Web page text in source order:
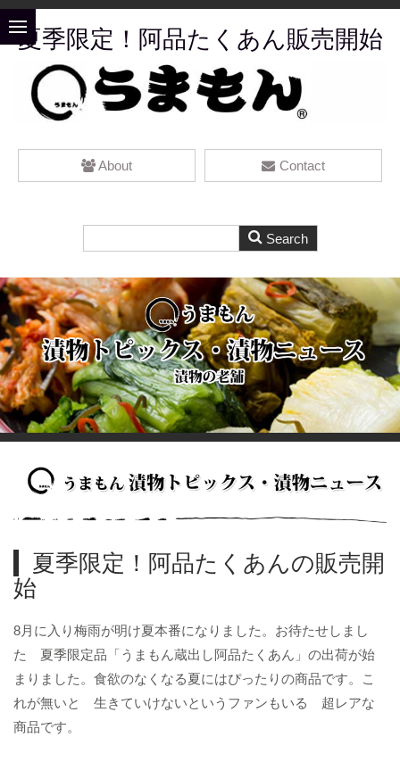
夏季限定！阿品たくあん販売開始
About Contact
夏季限定！阿品たくあんの販売開
始
8月に入り梅雨が明け夏本番になりました。お待たせしまし
た 夏季限定品「うまもん蔵出し阿品たくあん」の出荷が始
まりました。食欲のなくなる夏にはぴったりの商品です。こ
れが無いと 生きていけないというファンもいる 超レアな
商品です。